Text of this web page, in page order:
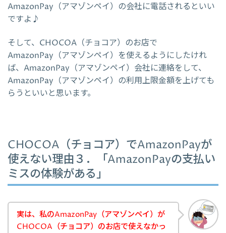
AmazonPay（アマゾンペイ）の会社に電話されるといい
ですよ♪
そして、CHOCOA（チョコア）のお店で
AmazonPay（アマゾンペイ）を使えるようにしたけれ
ば、AmazonPay（アマゾンペイ）会社に連絡をして、
AmazonPay（アマゾンペイ）の利用上限金額を上げても
らうといいと思います。
CHOCOA（チョコア）でAmazonPayが
使えない理由３．「AmazonPayの支払い
ミスの体験がある」
実は、私のAmazonPay（アマゾンペイ）が
CHOCOA（チョコア）のお店で使えなかっ